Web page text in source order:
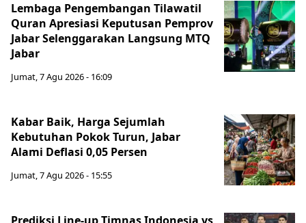
Lembaga Pengembangan Tilawatil
Quran Apresiasi Keputusan Pemprov
Jabar Selenggarakan Langsung MTQ
Jabar
Jumat, 7 Agu 2026 - 16:09
Kabar Baik, Harga Sejumlah
Kebutuhan Pokok Turun, Jabar
Alami Deflasi 0,05 Persen
Jumat, 7 Agu 2026 - 15:55